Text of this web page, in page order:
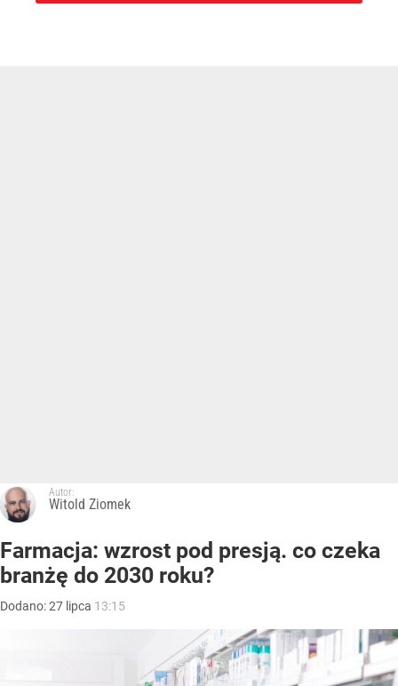
Autor:
Witold Ziomek
Farmacja: wzrost pod presją. co czeka
branżę do 2030 roku?
Dodano:27 lipca 13:15